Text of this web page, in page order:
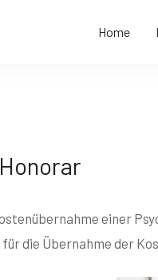
Home
einer
die Übernahme der